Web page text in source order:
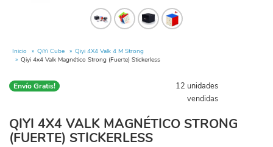
Inicio QiYi Cube
Qiyi 4X4 Valk 4 M Strong
Qiyi 4x4 Valk Magnético Strong (Fuerte) Stickerless
Envío Gratis!
12 unidades
vendidas
QIYI 4X4 VALK MAGNÉTICO STRONG
(FUERTE) STICKERLESS